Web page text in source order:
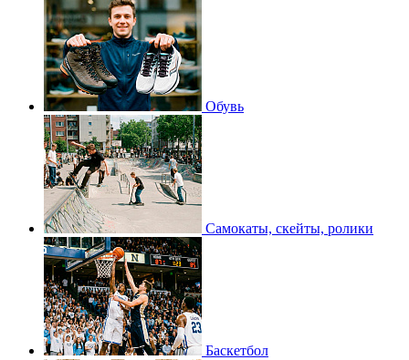
Обувь
Самокаты, скейты, ролики
Баскетбол